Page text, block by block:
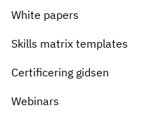
White papers
Skills matrix templates
Certificering gidsen
Webinars